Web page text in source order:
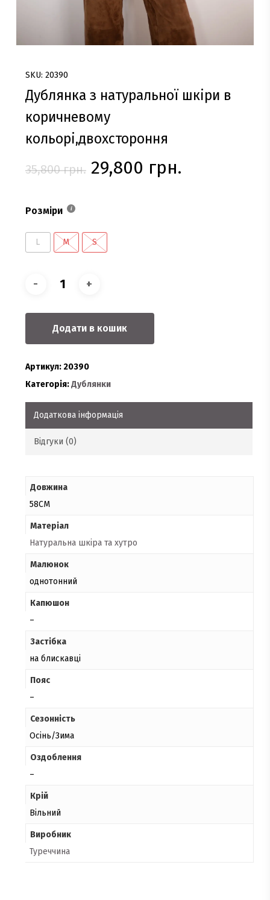
SKU: 20390
Дублянка з натуральної шкіри в
коричневому
кольорі,двохстороння
35,800грн. Оригінальна
29,800 грн.
Розміри
L M S
Додати в кошик
Артикул:20390
Категорія:Дублянки
Додаткова інформація
Відгуки (0)
Довжина
58СМ
Матеріал
Натуральна шкіра та хутро
Малюнок
однотонний
Капюшон
–
Застібка
на блискавці
Пояс
–
Сезонність
Осінь/Зима
Оздоблення
–
Крій
Вільний
Виробник
Туреччина